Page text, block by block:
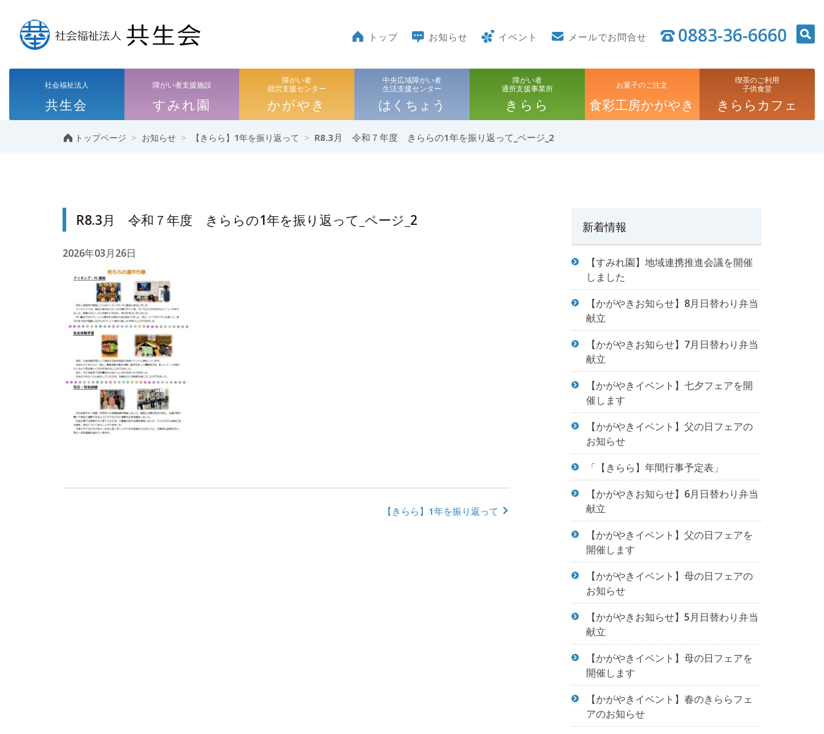
トップ お知らせ イベント メールでお問合せ 0883-36-6660
社会福祉法人
共生会
障がい者支援施設
すみれ園
障がい者
就労支援センター
かがやき
中央広域障がい者
生活支援センター
はくちょう
障がい者
通所支援事業所
きらら
お菓子のご注文
食彩工房かがやき
喫茶のご利用
子供食堂
きららカフェ
トップページ > お知らせ > 【きらら】1年を振り返って > R8.3月 令和７年度 きららの1年を振り返って_ページ_2
R8.3月 令和７年度 きららの1年を振り返って_ページ_2
2026年03月26日
【きらら】1年を振り返って
新着情報
【すみれ園】地域連携推進会議を開催
しました
【かがやきお知らせ】8月日替わり弁当
献立
【かがやきお知らせ】7月日替わり弁当
献立
【かがやきイベント】七夕フェアを開
催します
【かがやきイベント】父の日フェアの
お知らせ
「【きらら】年間行事予定表」
【かがやきお知らせ】6月日替わり弁当
献立
【かがやきイベント】父の日フェアを
開催します
【かがやきイベント】母の日フェアの
お知らせ
【かがやきお知らせ】5月日替わり弁当
献立
【かがやきイベント】母の日フェアを
開催します
【かがやきイベント】春のきららフェ
アのお知らせ